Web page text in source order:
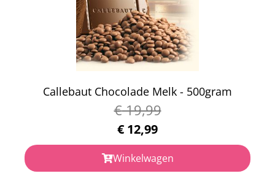
Callebaut Chocolade Melk - 500gram
€19,99
€ 12,99
Winkelwagen